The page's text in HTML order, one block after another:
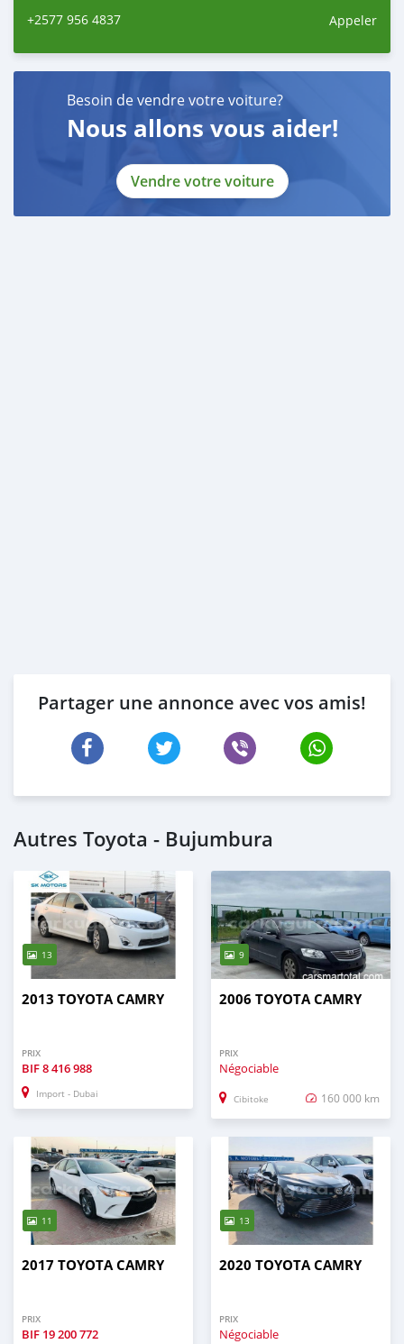
+2577 956 4837 Appeler
Besoin de vendre votre voiture?
Nous allons vous aider!
Vendre votre voiture
Partager une annonce avec vos amis!
Autres Toyota - Bujumbura
13
2013 TOYOTA CAMRY
PRIX
BIF8 416 988
Import - Dubai
9
2006 TOYOTA CAMRY
PRIX
Négociable
Cibitoke 160 000 km
11
2017 TOYOTA CAMRY
PRIX
BIF 19 200 772
13
2020 TOYOTA CAMRY
PRIX
Négociable